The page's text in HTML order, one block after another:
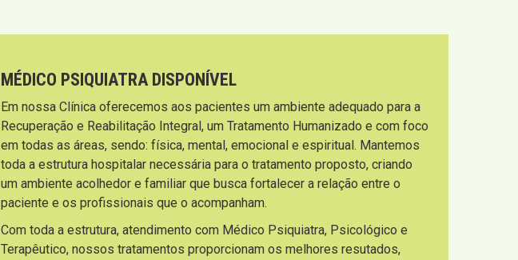
MÉDICO PSIQUIATRA DISPONÍVEL
Em nossa Clínica oferecemos aos pacientes um ambiente adequado para a
Recuperação e Reabilitação Integral, um Tratamento Humanizado e com foco
em todas as áreas, sendo: física, mental, emocional e espiritual. Mantemos
toda a estrutura hospitalar necessária para o tratamento proposto, criando
um ambiente acolhedor e familiar que busca fortalecer a relação entre o
paciente e os profissionais que o acompanham.
Com toda a estrutura, atendimento com Médico Psiquiatra, Psicológico e
Terapêutico, nossos tratamentos proporcionam os melhores resutados,